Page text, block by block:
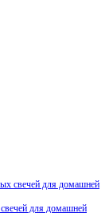
для домашней